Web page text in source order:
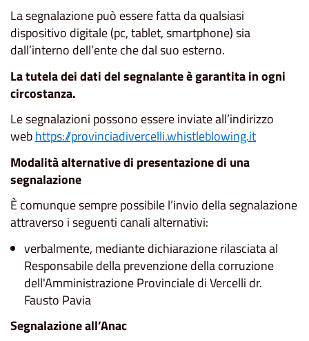
La segnalazione può essere fatta da qualsiasi
dispositivo digitale (pc, tablet, smartphone) sia
dall’interno dell’ente che dal suo esterno.
La tutela dei dati del segnalante è garantita in ogni
circostanza.
Le segnalazioni possono essere inviate all’indirizzo
webhttps://provinciadivercelli.whistleblowing.it
Modalità alternative di presentazione di una
segnalazione
È comunque sempre possibile l’invio della segnalazione
attraverso i seguenti canali alternativi:
verbalmente, mediante dichiarazione rilasciata al
Responsabile della prevenzione della corruzione
dell'Amministrazione Provinciale di Vercelli dr.
Fausto Pavia
Segnalazione all’Anac